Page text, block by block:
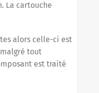
La cartouche
alors celle-ci est
tout
est traité